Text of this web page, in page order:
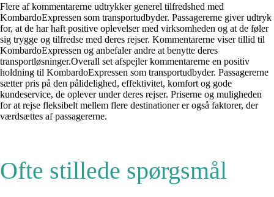
Flere af kommentarerne udtrykker generel tilfredshed med
KombardoExpressen som transportudbyder. Passagererne giver udtryk
for, at de har haft positive oplevelser med virksomheden og at de føler
sig trygge og tilfredse med deres rejser. Kommentarerne viser tillid til
KombardoExpressen og anbefaler andre at benytte deres
transportløsninger.Overall set afspejler kommentarerne en positiv
holdning til KombardoExpressen som transportudbyder. Passagererne
sætter pris på den pålidelighed, effektivitet, komfort og gode
kundeservice, de oplever under deres rejser. Priserne og muligheden
for at rejse fleksibelt mellem flere destinationer er også faktorer, der
værdsættes af passagererne.
Ofte stillede spørgsmål